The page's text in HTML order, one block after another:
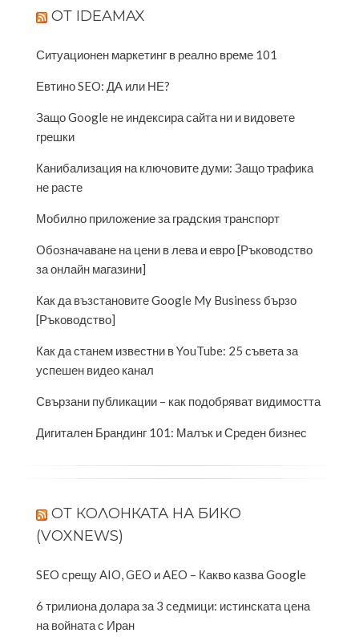
OТ IDEAMAX
Ситуационен маркетинг в реално време 101
Евтино SEO: ДА или НЕ?
Защо Google не индексира сайта ни и видовете
грешки
Канибализация на ключовите думи: Защо трафика
не расте
Мобилно приложение за градския транспорт
Обозначаване на цени в лева и евро [Ръководство
за онлайн магазини]
Как да възстановите Google My Business бързо
[Ръководство]
Как да станем известни в YouTube: 25 съвета за
успешен видео канал
Свързани публикации – как подобряват видимостта
Дигитален Брандинг 101: Малък и Среден бизнес
OТ КОЛОНКАТА НА БИКО
(VOXNEWS)
SEO срещу AIO, GEO и AEO – Какво казва Google
6 трилиона долара за 3 седмици: истинската цена
на войната с Иран